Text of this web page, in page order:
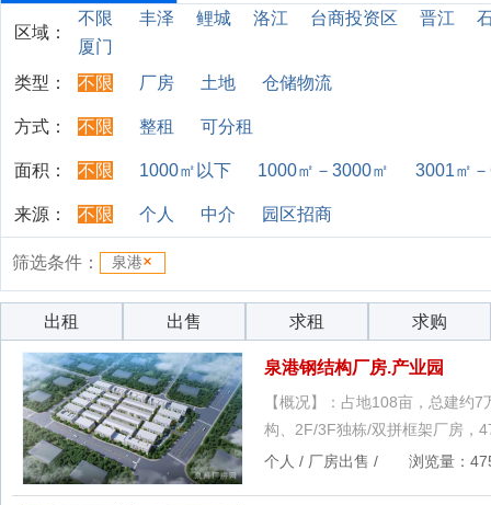
区域：
不限 丰泽 鲤城 洛江 台商投资区 晋江
厦门
类型：
不限 厂房 土地 仓储物流
方式： 不限 整租 可分租
面积： 不限 1000㎡以下 1000㎡－3000㎡ 3001㎡
来源： 不限 个人 中介 园区招商
筛选条件： 泉港
出租 出售 求租 求购
泉港钢结构厂房.产业园
【概况】：占地108亩，总建约
构、2F/3F独栋/双拼框架厂房，
个人 / 厂房出售 / 浏览量：